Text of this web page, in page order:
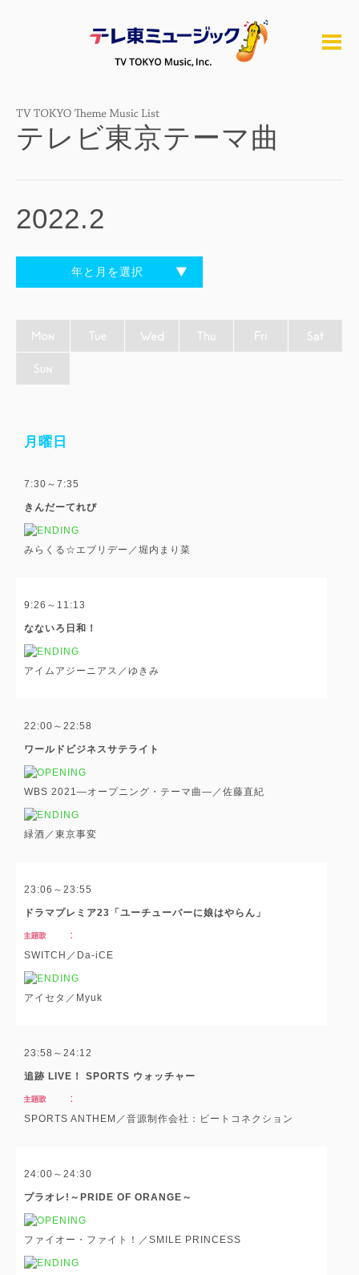
テレビ東京テーマ曲
2022.2
年と月を選択
月曜日
7:30～7:35
きんだーてれび
みらくる☆エブリデー／堀内まり菜
9:26～11:13
なないろ日和！
アイムアジーニアス／ゆきみ
22:00～22:58
ワールドビジネスサテライト
WBS 2021―オープニング・テーマ曲―／佐藤直紀
緑酒／東京事変
23:06～23:55
ドラマプレミア23「ユーチューバーに娘はやらん」
SWITCH／Da-iCE
アイセタ／Myuk
23:58～24:12
追跡 LIVE！ SPORTS ウォッチャー
SPORTS ANTHEM／音源制作会社：ビートコネクション
24:00～24:30
プラオレ!～PRIDE OF ORANGE～
ファイオー・ファイト！／SMILE PRINCESS